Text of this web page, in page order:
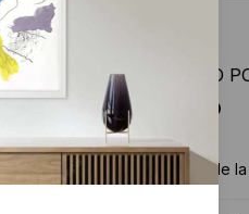
FERNANDO
$4555 USD
Información de